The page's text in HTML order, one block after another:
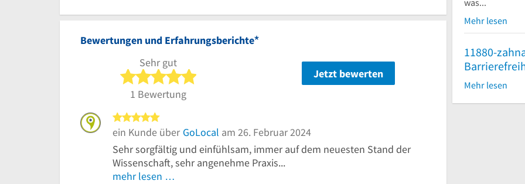
30
Uhr
Uhr
Uhr
Bewertungen und Erfahrungsberichte*
Sehr gut
5 von 5 Sternen
1 Bewertung
Jetzt bewerten
ein Kunde über GoLocal am 26. Februar 2024
Sehr sorgfältig und einfühlsam, immer auf dem neuesten Stand der
Wissenschaft, sehr angenehme Praxis...
mehr lesen …
was...
Mehr lesen
11880-
Mehr lesen